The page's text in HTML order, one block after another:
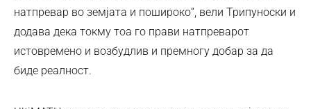
натпревар во земјата и пошироко“, вели Трипуноски и
додава дека токму тоа го прави натпреварот
истовремено и возбудлив и премногу добар за да
биде реалност.